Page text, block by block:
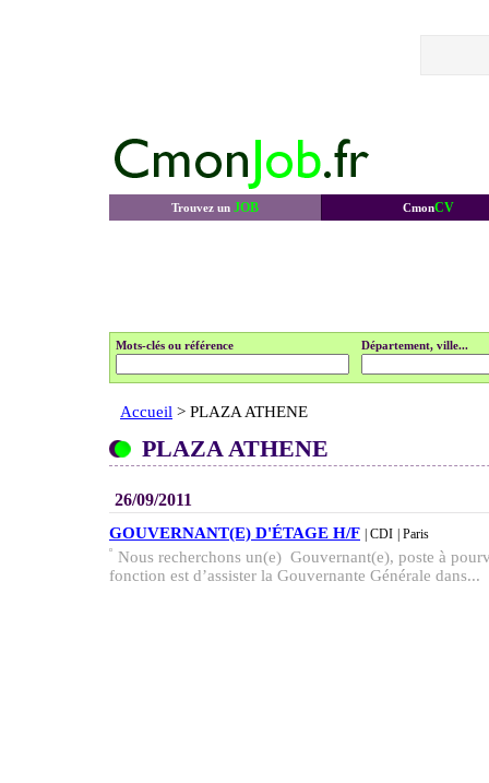
Trouvez un JOB CmonCV
Mots-clés ou référence Département, ville...
Accueil > PLAZA ATHENE
PLAZA ATHENE
26/09/2011
GOUVERNANT(E) D'ÉTAGE H/F | CDI | Paris
Nous recherchons un(e) Gouvernant(e), poste à
fonction est d’assister la Gouvernante Générale dans...